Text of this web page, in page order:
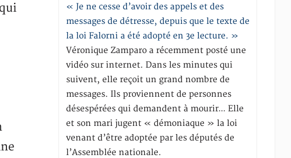
« Je ne cesse d’avoir des appels et des
messages de détresse, depuis que le texte de
la loi Falorni a été adopté en 3e lecture. »
Véronique Zamparo a récemment posté une
vidéo sur internet. Dans les minutes qui
suivent, elle reçoit un grand nombre de
messages. Ils proviennent de personnes
désespérées qui demandent à mourir… Elle
et son mari jugent « démoniaque » la loi
venant d’être adoptée par les députés de
l’Assemblée nationale.